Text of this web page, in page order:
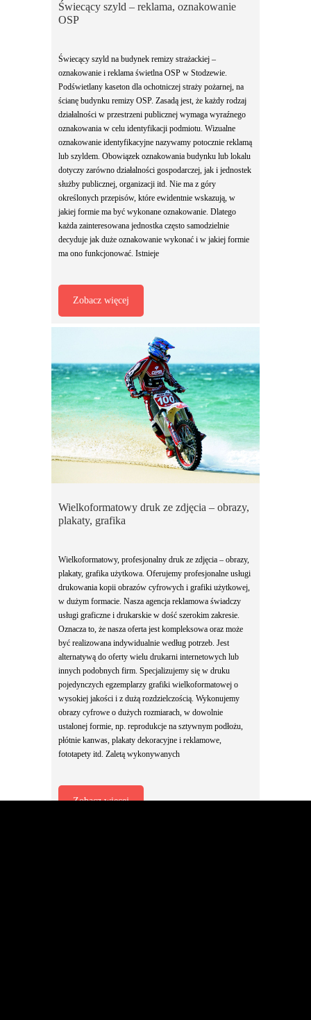
Świecący szyld – reklama, oznakowanie
OSP
Świecący szyld na budynek remizy strażackiej –
oznakowanie i reklama świetlna OSP w Stodzewie.
Podświetlany kaseton dla ochotniczej straży pożarnej, na
ścianę budynku remizy OSP. Zasadą jest, że każdy rodzaj
działalności w przestrzeni publicznej wymaga wyraźnego
oznakowania w celu identyfikacji podmiotu. Wizualne
oznakowanie identyfikacyjne nazywamy potocznie reklamą
lub szyldem. Obowiązek oznakowania budynku lub lokalu
dotyczy zarówno działalności gospodarczej, jak i jednostek
służby publicznej, organizacji itd. Nie ma z góry
określonych przepisów, które ewidentnie wskazują, w
jakiej formie ma być wykonane oznakowanie. Dlatego
każda zainteresowana jednostka często samodzielnie
decyduje jak duże oznakowanie wykonać i w jakiej formie
ma ono funkcjonować. Istnieje
Zobacz więcej
Wielkoformatowy druk ze zdjęcia – obrazy,
plakaty, grafika
Wielkoformatowy, profesjonalny druk ze zdjęcia – obrazy,
plakaty, grafika użytkowa. Oferujemy profesjonalne usługi
drukowania kopii obrazów cyfrowych i grafiki użytkowej,
w dużym formacie. Nasza agencja reklamowa świadczy
usługi graficzne i drukarskie w dość szerokim zakresie.
Oznacza to, że nasza oferta jest kompleksowa oraz może
być realizowana indywidualnie według potrzeb. Jest
alternatywą do oferty wielu drukarni internetowych lub
innych podobnych firm. Specjalizujemy się w druku
pojedynczych egzemplarzy grafiki wielkoformatowej o
wysokiej jakości i z dużą rozdzielczością. Wykonujemy
obrazy cyfrowe o dużych rozmiarach, w dowolnie
ustalonej formie, np. reprodukcje na sztywnym podłożu,
płótnie kanwas, plakaty dekoracyjne i reklamowe,
fototapety itd. Zaletą wykonywanych
Zobacz więcej